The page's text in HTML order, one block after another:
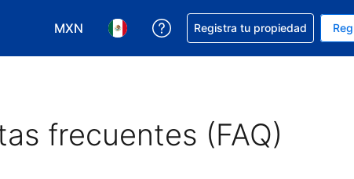
MXN
Elegir tu moneda. Tu moneda actual es Peso
Elegir el idioma que prefieres. Tu idioma
Obtener ayuda con la
Registra tu propiedad
frecuentes (FAQ)